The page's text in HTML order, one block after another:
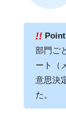
!! Point
部門ご
ート（
意思決
た。